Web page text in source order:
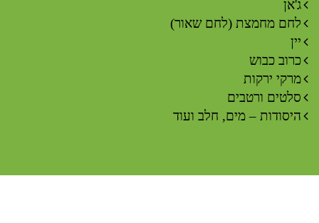
ג'אן
לחם מחמצת (לחם שאור)
יין
כרוב כבוש
מרקי ירקות
סלטים ורטבים
היסודות – מים, חלב ועוד